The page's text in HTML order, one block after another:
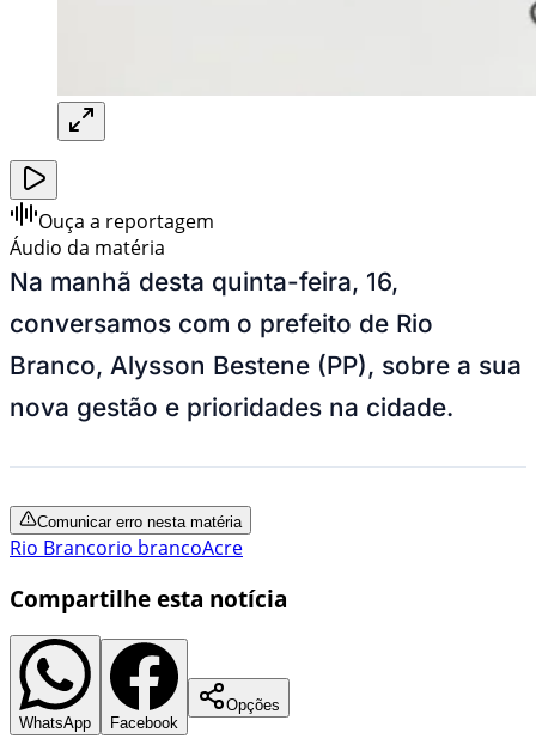
Ouça a reportagem
Áudio da matéria
Na manhã desta quinta-feira, 16,
conversamos com o prefeito de Rio
Branco, Alysson Bestene (PP), sobre a sua
nova gestão e prioridades na cidade.
Comunicar erro nesta matéria
Rio Brancorio brancoAcre
Compartilhe esta notícia
WhatsApp Facebook
Opções